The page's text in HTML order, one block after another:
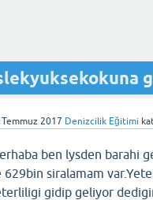
Temmuz 2017 Denizcilik Eğitimi
ben lysden barahi
629bin siralamam
gidip geliyor